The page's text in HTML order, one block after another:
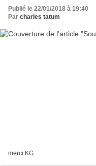
Publié le 22/01/2018 à 19:40
Par charles tatum
merci KG